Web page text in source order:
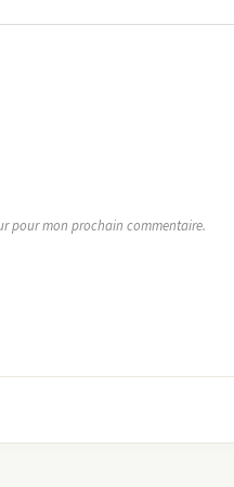
pour mon prochain commentaire.